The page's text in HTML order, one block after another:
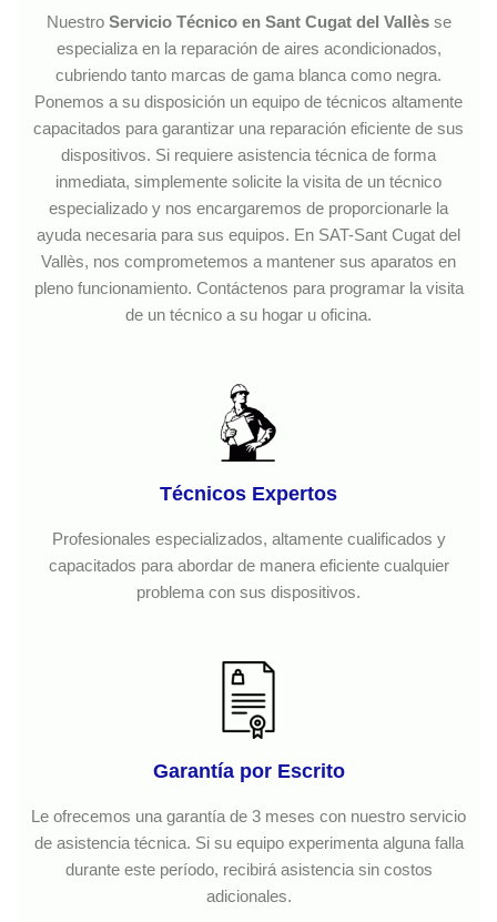
Nuestro Servicio Técnico en Sant Cugat del Vallèsse
especializa en la reparación de aires acondicionados,
cubriendo tanto marcas de gama blanca como negra.
Ponemos a su disposición un equipo de técnicos altamente
capacitados para garantizar una reparación eficiente de sus
dispositivos. Si requiere asistencia técnica de forma
inmediata, simplemente solicite la visita de un técnico
especializado y nos encargaremos de proporcionarle la
ayuda necesaria para sus equipos. En SAT-Sant Cugat del
Vallès, nos comprometemos a mantener sus aparatos en
pleno funcionamiento. Contáctenos para programar la visita
de un técnico a su hogar u oficina.
Técnicos Expertos
Profesionales especializados, altamente cualificados y
capacitados para abordar de manera eficiente cualquier
problema con sus dispositivos.
Garantía por Escrito
Le ofrecemos una garantía de 3 meses con nuestro servicio
de asistencia técnica. Si su equipo experimenta alguna falla
durante este período, recibirá asistencia sin costos
adicionales.